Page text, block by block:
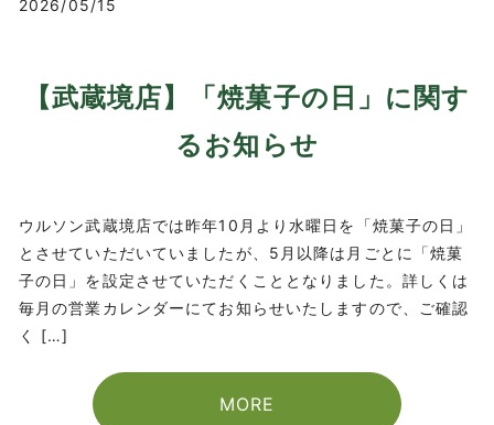
2026/05/15
【武蔵境店】「焼菓子の日」に関す
るお知らせ
ウルソン武蔵境店では昨年10月より水曜日を「焼菓子の日」
とさせていただいていましたが、5月以降は月ごとに「焼菓
子の日」を設定させていただくこととなりました。詳しくは
毎月の営業カレンダーにてお知らせいたしますので、ご確認
く […]
MORE